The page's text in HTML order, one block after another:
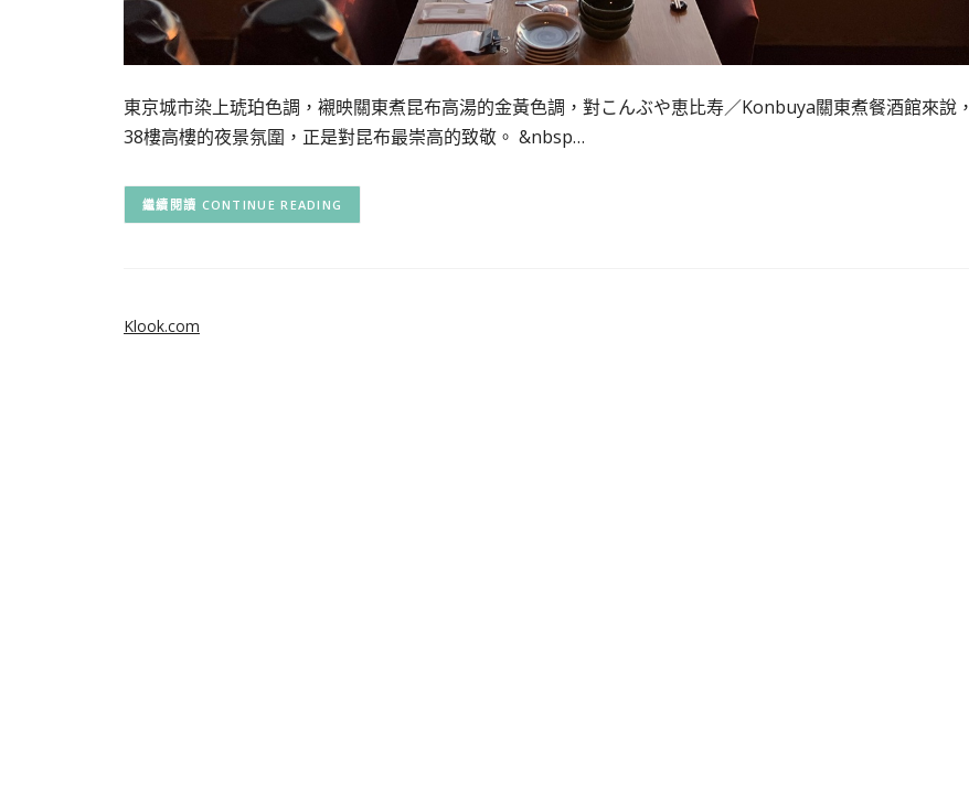
東京城市染上琥珀色調，襯映關東煮昆布高湯的金黃色調，對こんぶや恵比寿／Konbuya關東煮餐酒館來說，
38樓高樓的夜景氛圍，正是對昆布最崇高的致敬。 &nbsp…
CONTINUE READING
Klook.com